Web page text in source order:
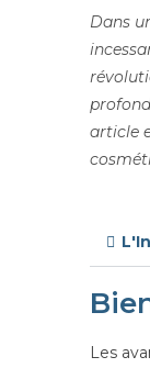
Dans
article
Les